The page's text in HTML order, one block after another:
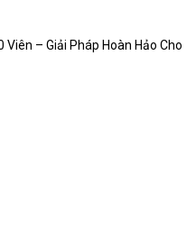
– Giải Pháp Hoàn Hảo Cho